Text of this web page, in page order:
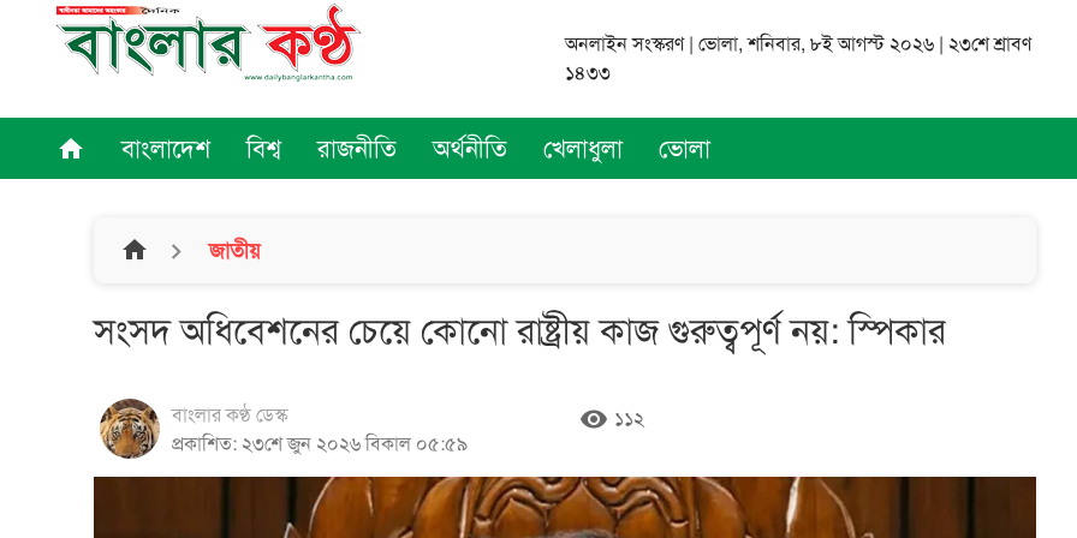
অনলাইন সংস্করণ | ভোলা, শনিবার, ৮ই আগস্ট ২০২৬ | ২৩শে শ্রাবণ
১৪৩৩
home বাংলাদেশ বিশ্ব রাজনীতি অর্থনীতি খেলাধুলা ভোলা
home জাতীয়
সংসদ অধিবেশনের চেয়ে কোনো রাষ্ট্রীয় কাজ গুরুত্বপূর্ণ নয়: স্পিকার
বাংলার কণ্ঠ ডেস্ক
প্রকাশিত: ২৩শে জুন ২০২৬ বিকাল ০৫:৫৯
remove_red_eye ১১২